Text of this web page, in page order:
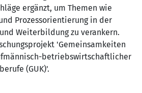
ergänzt, um Themen wie
Prozessorientierung in der
Weiterbildung zu verankern.
'Gemeinsamkeiten
betriebswirtschaftlicher
(GUK)'.